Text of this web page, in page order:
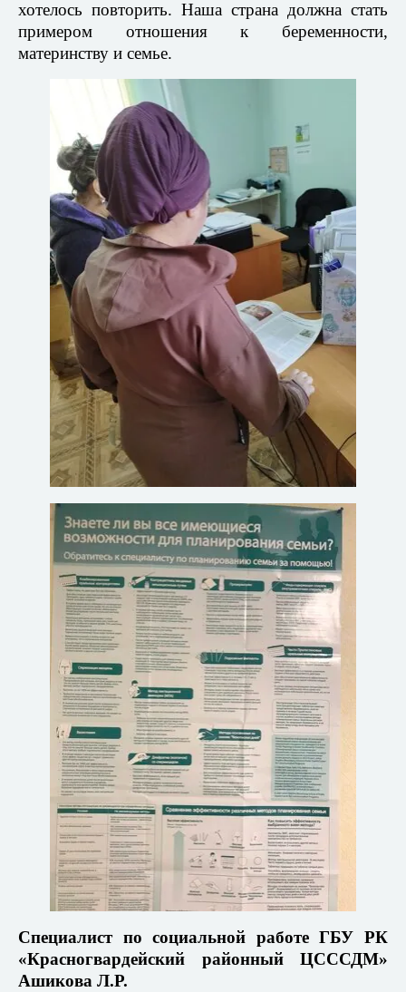
хотелось повторить. Наша страна должна стать
примером отношения к беременности,
материнству и семье.
Специалист по социальной работе ГБУ РК
«Красногвардейский районный ЦСССДМ»
Ашикова Л.Р.